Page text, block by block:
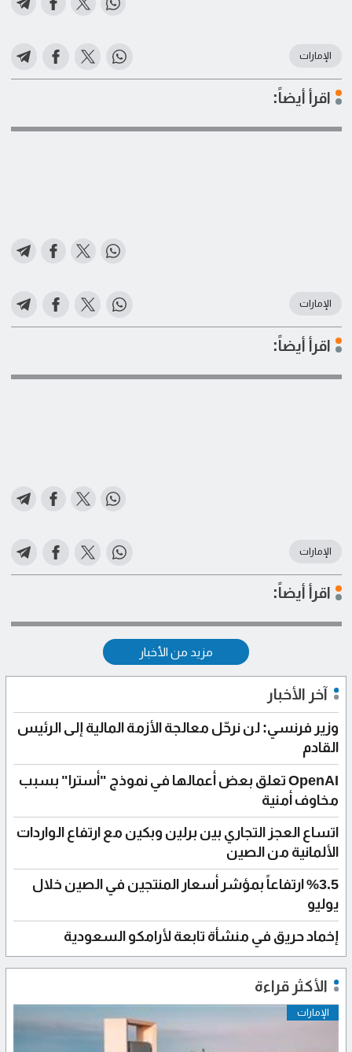
الإمارات
اقرأ أيضاً:
الإمارات
اقرأ أيضاً:
الإمارات
اقرأ أيضاً:
مزيد من الأخبار
آخر الأخبار
وزير فرنسي: لن نرحّل معالجة الأزمة المالية إلى الرئيس
القادم
OpenAI تعلق بعض أعمالها في نموذج "أسترا" بسبب
مخاوف أمنية
اتساع العجز التجاري بين برلين وبكين مع ارتفاع الواردات
الألمانية من الصين
%3.5 ارتفاعاً بمؤشر أسعار المنتجين في الصين خلال
يوليو
إخماد حريق في منشأة تابعة لأرامكو السعودية
الأكثر قراءة
الإمارات